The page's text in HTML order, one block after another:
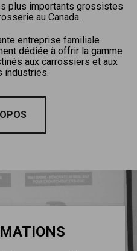
plus importants grossistes
au Canada.
entreprise familiale
dédiée à offrir la gamme
aux carrossiers et aux
industries.